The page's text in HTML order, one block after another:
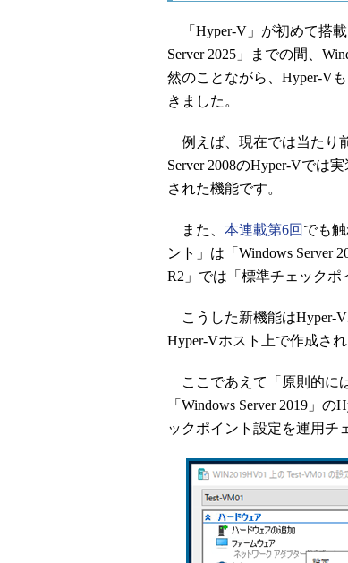
「Hyper-V」が初めて搭載
Server 2025」までの間、
然のことながら、Hyper-V
きました。
例えば、現在では当たり
Server 2008のHyper-Vでは
された機能です。
また、 本連載第6回 でも
ント」は「Windows Server
R2」では「標準チェックポ
こうした新機能はHyper-
Hyper-Vホスト上で作成さ
ここであえて「原則的に
「Windows Server 2019」
ックポイント設定を運用チ